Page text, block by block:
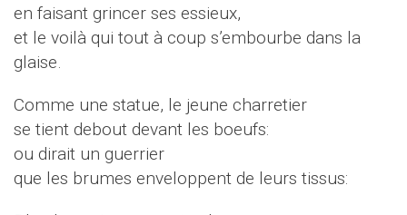
en faisant grincer ses essieux,
et le voilà qui tout à coup s’embourbe dans la
glaise.
Comme une statue, le jeune charretier
se tient debout devant les boeufs:
ou dirait un guerrier
que les brumes enveloppent de leurs tissus: